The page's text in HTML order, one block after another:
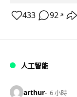
433 92 ↗
人工智能
arthur 6 小時